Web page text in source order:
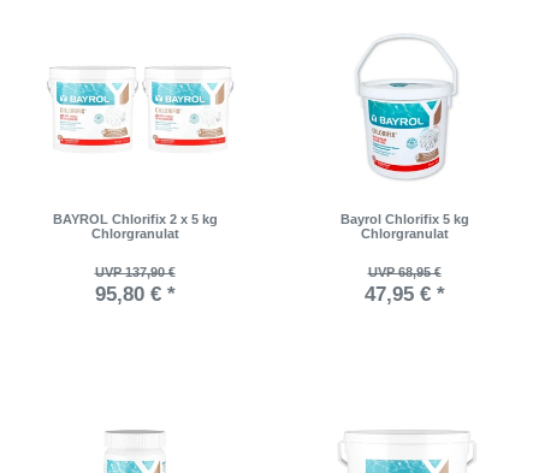
BAYROL Chlorifix 2 x 5 kg
Chlorgranulat
UVP 137,90 €
95,80 € *
Bayrol Chlorifix 5 kg
Chlorgranulat
UVP 68,95 €
47,95 € *